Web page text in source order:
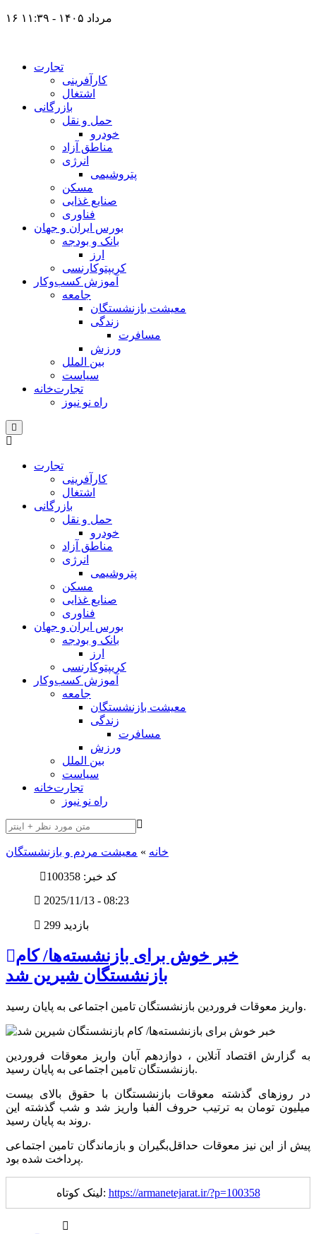
۱۶ مرداد ۱۴۰۵ - ۱۱:۳۹
تجارت
کارآفرینی
اشتغال
بازرگانی
حمل و نقل
خودرو
مناطق آزاد
انرژی
پتروشیمی
مسکن
صنایع غذایی
فناوری
بورس ایران و جهان
بانک و بودجه
ارز
کریپتوکارنسی
آموزش کسب‌وکار
جامعه
معیشت بازنشستگان
زندگی
مسافرت
ورزش
بین الملل
سیاست
تجارت‌خانه
راه نو نیوز
تجارت
کارآفرینی
اشتغال
بازرگانی
حمل و نقل
خودرو
مناطق آزاد
انرژی
پتروشیمی
مسکن
صنایع غذایی
فناوری
بورس ایران و جهان
بانک و بودجه
ارز
کریپتوکارنسی
آموزش کسب‌وکار
جامعه
معیشت بازنشستگان
زندگی
مسافرت
ورزش
بین الملل
سیاست
تجارت‌خانه
راه نو نیوز
خانه » معیشت مردم و بازنشستگان
کد خبر: 100358
2025/11/13 - 08:23
299 بازدید
خبر خوش برای بازنشسته‌ها/ کام
بازنشستگان شیرین شد
واریز معوقات فروردین بازنشستگان تامین اجتماعی به پایان رسید.
به گزارش اقتصاد آنلاین ، دوازدهم آبان واریز معوقات فروردین
بازنشستگان تامین اجتماعی به پایان رسید.
در روزهای گذشته معوقات بازنشستگان با حقوق بالای بیست
میلیون تومان به ترتیب حروف الفبا واریز شد و شب گذشته این
روند به پایان رسید.
پیش از این نیز معوقات حداقل‌بگیران و بازماندگان تامین اجتماعی
پرداخت شده بود.
لینک کوتاه: https://armanetejarat.ir/?p=100358